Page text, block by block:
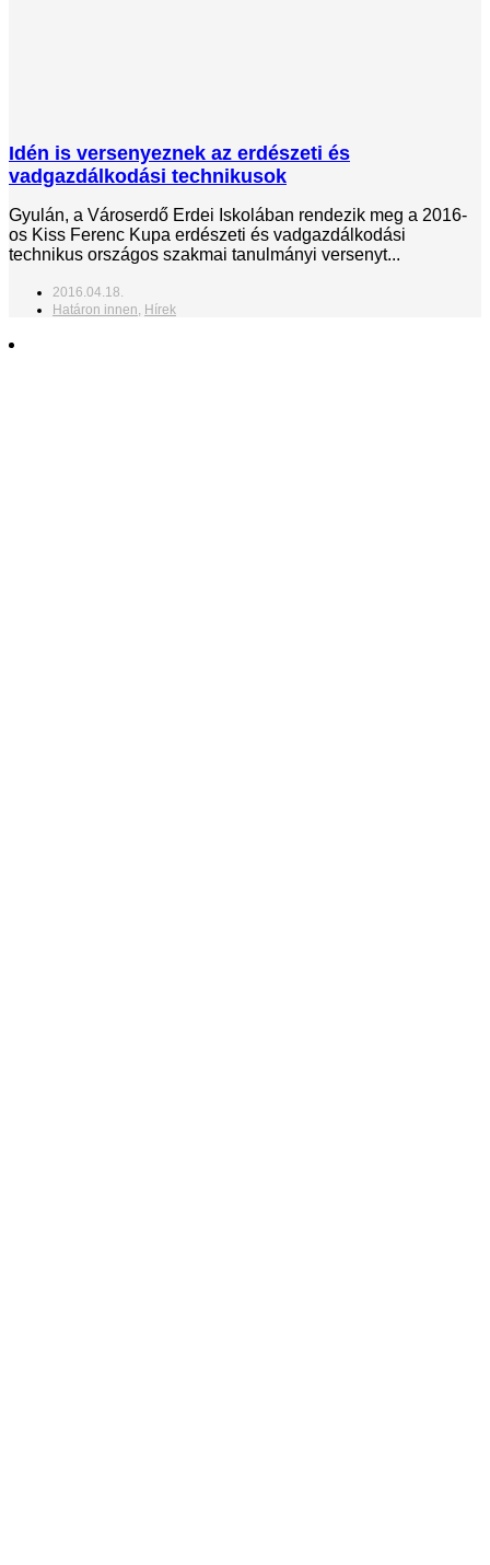
Idén is versenyeznek az erdészeti és
vadgazdálkodási technikusok
Gyulán, a Városerdő Erdei Iskolában rendezik meg a 2016-
os Kiss Ferenc Kupa erdészeti és vadgazdálkodási
technikus országos szakmai tanulmányi versenyt...
2016.04.18.
Határon innen Hírek